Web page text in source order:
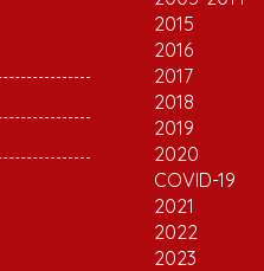
2015
2016
2017
2018
2019
2020
COVID-19
2021
2022
2023